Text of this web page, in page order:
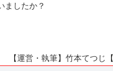
ましたか？
【運営・執筆】竹本てつじ【